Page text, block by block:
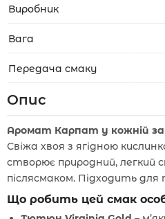
Виробник
Вага
Передача смаку
Опис
Аромат Карпат у кожній
Свіжа хвоя з ягідною
створює природний, легкий
післясмаком. Підходить для
Що робить цей смак